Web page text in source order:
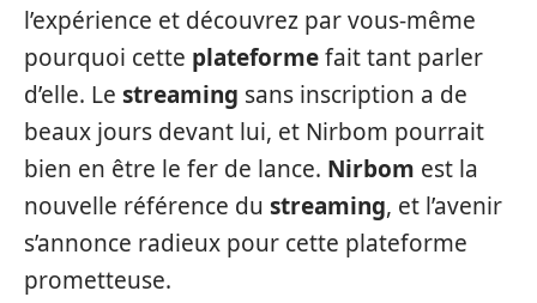
l’expérience et découvrez par vous-même
pourquoi cette plateformefait tant parler
d’elle. Le streaming sans inscription a de
beaux jours devant lui, et Nirbom pourrait
bien en être le fer de lance. Nirbom est la
nouvelle référence du streaming, et l’avenir
s’annonce radieux pour cette plateforme
prometteuse.